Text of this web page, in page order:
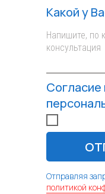
Какой у
Согласие
Отправляя
политикой